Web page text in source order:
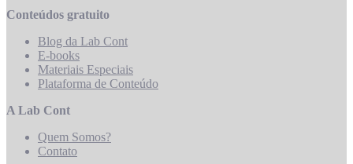
Conteúdos gratuito
Blog da Lab Cont
E-books
Materiais Especiais
Plataforma de Conteúdo
A Lab Cont
Quem Somos?
Contato